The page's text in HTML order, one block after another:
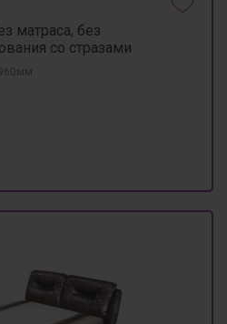
матраса, без
со стразами